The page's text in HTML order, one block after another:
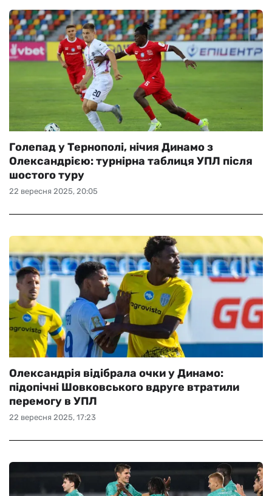
22 вересня 2025, 20:05
Голепад у Тернополі, нічия Динамо з
Олександрією: турнірна таблиця УПЛ після
шостого туру
22 вересня 2025, 17:23
Олександрія відібрала очки у Динамо:
підопічні Шовковського вдруге втратили
перемогу в УПЛ